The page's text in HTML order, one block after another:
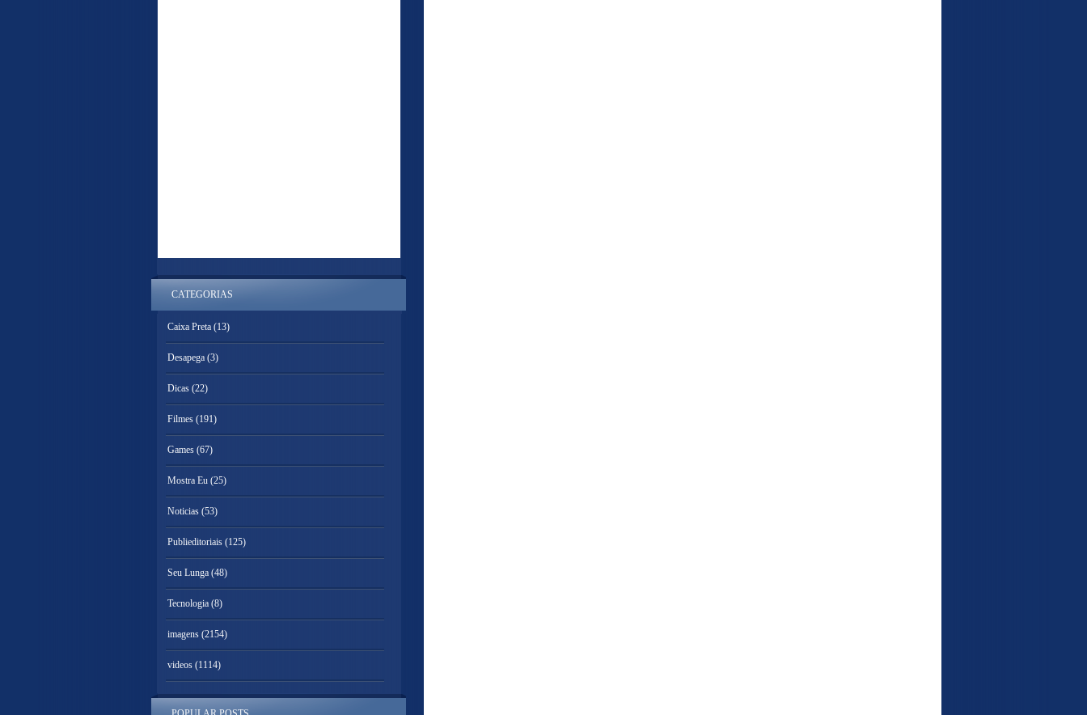
CATEGORIAS
Caixa Preta (13)
Desapega (3)
Dicas (22)
Filmes (191)
Games (67)
Mostra Eu (25)
Noticias (53)
Publieditoriais (125)
Seu Lunga (48)
Tecnologia (8)
imagens (2154)
videos (1114)